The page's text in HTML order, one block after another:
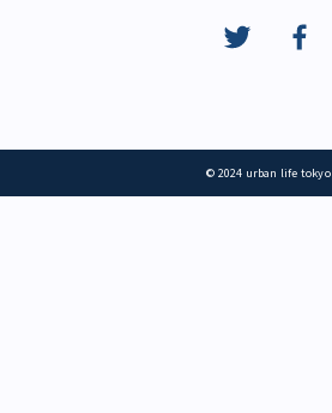
© 2024 urban life tokyo